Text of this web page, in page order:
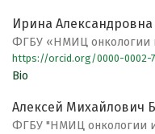
Ирина Александровна
ФГБУ «НМИЦ онкологии
https://orcid.org/0000-0002-
Bio
Алексей Михайлович
ФГБУ "НМИЦ онкологии